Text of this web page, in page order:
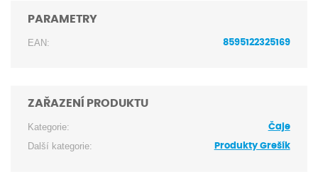
PARAMETRY
EAN: 8595122325169
ZAŘAZENÍ PRODUKTU
Kategorie: Čaje
Další kategorie: Produkty Grešík